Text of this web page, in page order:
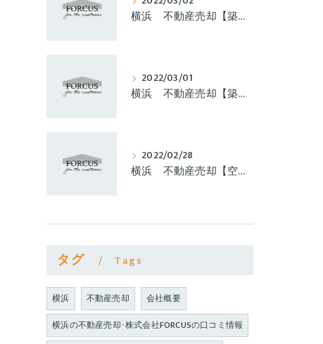
横浜 不動産売却【築古不動産売却】②
2022/03/01
横浜 不動産売却【築古不動産売却】①
2022/02/28
横浜 不動産売却【空き家問題】③
タグ Tags
横浜 不動産売却
会社概要
横浜の不動産売却･株式会社FORCUSの口コミ情報